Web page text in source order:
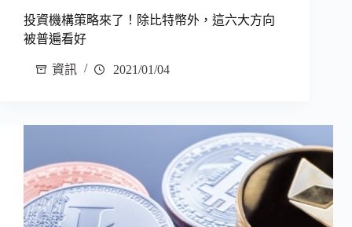
投資機構策略來了！除比特幣外，這六大方向
被普遍看好
資訊 2021/01/04